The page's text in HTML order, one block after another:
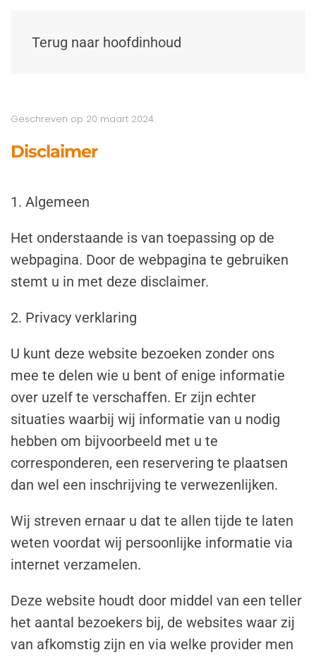
Terug naar hoofdinhoud
Geschreven op 20 maart 2024.
Disclaimer
1. Algemeen
Het onderstaande is van toepassing op de
webpagina. Door de webpagina te gebruiken
stemt u in met deze disclaimer.
2. Privacy verklaring
U kunt deze website bezoeken zonder ons
mee te delen wie u bent of enige informatie
over uzelf te verschaffen. Er zijn echter
situaties waarbij wij informatie van u nodig
hebben om bijvoorbeeld met u te
corresponderen, een reservering te plaatsen
dan wel een inschrijving te verwezenlijken.
Wij streven ernaar u dat te allen tijde te laten
weten voordat wij persoonlijke informatie via
internet verzamelen.
Deze website houdt door middel van een teller
het aantal bezoekers bij, de websites waar zij
van afkomstig zijn en via welke provider men